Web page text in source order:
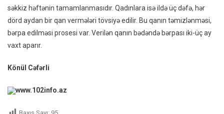
səkkiz həftənin tamamlanmasıdır. Qadınlara isə ildə üç dəfə, hər
dörd aydan bir qan vermələri tövsiyə edilir. Bu qanın təmizlənməsi,
bərpa edilməsi prosesi var. Verilən qanın bədəndə bərpası iki-üç ay
vaxt aparır.
Könül Cəfərli
www.102info.az